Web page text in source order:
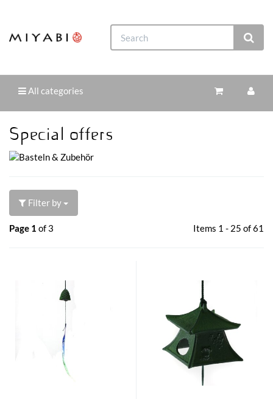
All categories
Special offers
Filter by
Page 1 of 3 Items 1 - 25 of 61